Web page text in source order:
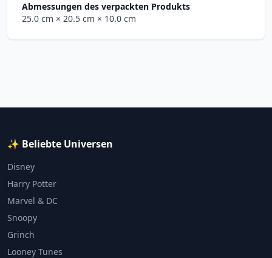
Abmessungen des verpackten Produkts
25.0 cm × 20.5 cm × 10.0 cm
✨ Beliebte Universen
Disney
Harry Potter
Marvel & DC
Snoopy
Grinch
Looney Tunes